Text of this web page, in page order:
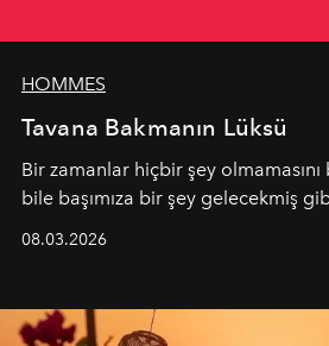
HOMMES
Tavana Bakmanın Lüksü
Bir zamanlar hiçbir şey
bile başımıza bir şey gelecekmiş
08.03.2026